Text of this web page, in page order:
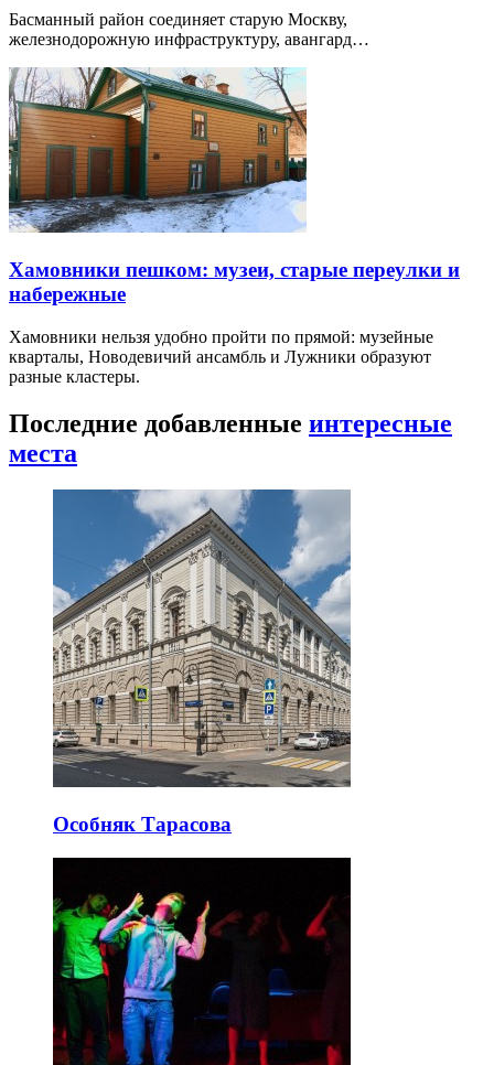
Басманный район соединяет старую Москву,
железнодорожную инфраструктуру, авангард…
Хамовники пешком: музеи, старые переулки и
набережные
Хамовники нельзя удобно пройти по прямой: музейные
кварталы, Новодевичий ансамбль и Лужники образуют
разные кластеры.
Последние добавленные интересные
места
Особняк Тарасова